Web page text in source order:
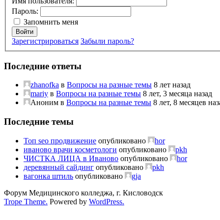
Пароль:
Запомнить меня
Войти
Зарегистрироваться Забыли пароль?
Последние ответы
zhanofka в Вопросы на разные темы 8 лет назад
mariy в Вопросы на разные темы 8 лет, 3 месяца назад
Аноним в Вопросы на разные темы 8 лет, 8 месяцев
Последние темы
Топ seo продвижение опубликовано
hor
иваново врачи косметологи опубликовано
pkh
ЧИСТКА ЛИЦА в Иваново опубликовано
hor
деревянный сайдинг опубликовано
pkh
вагонка штиль опубликовано
gja
Форум Медицинского колледжа, г. Кисловодск
Trope Theme. Powered by WordPress.